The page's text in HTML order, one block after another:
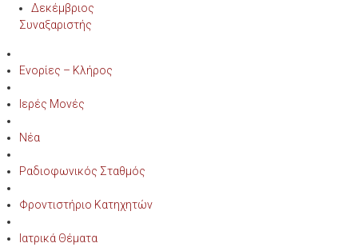
Δεκέμβριος
Συναξαριστής
Ενορίες – Κλήρος
Ιερές Μονές
Νέα
Ραδιοφωνικός Σταθμός
Φροντιστήριο Κατηχητών
Ιατρικά Θέματα